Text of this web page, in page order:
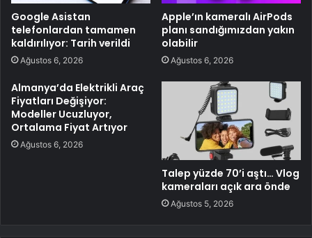
Google Asistan
telefonlardan tamamen
kaldırılıyor: Tarih verildi
Ağustos 6, 2026
Apple’ın kameralı AirPods
planı sandığımızdan yakın
olabilir
Ağustos 6, 2026
Almanya’da Elektrikli Araç
Fiyatları Değişiyor:
Modeller Ucuzluyor,
Ortalama Fiyat Artıyor
Ağustos 6, 2026
Talep yüzde 70’i aştı… Vlog
kameraları açık ara önde
Ağustos 5, 2026